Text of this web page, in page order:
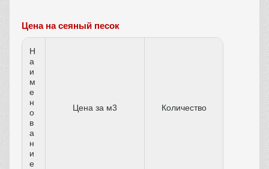
Цена на сеяный песок
Н
а
и
м
е
н
о
в
а
н
и
е
Цена за м3 Количество